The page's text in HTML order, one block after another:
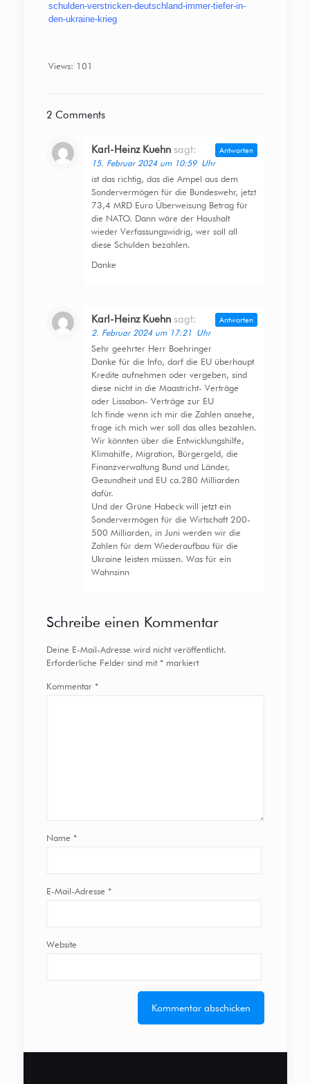
schulden-verstricken-deutschland-immer-tiefer-in-
den-ukraine-krieg
Views: 101
2 Comments
Karl-Heinz Kuehn sagt:
15. Februar 2024 um 10:59 Uhr
ist das richtig, das die Ampel aus dem
Sondervermögen für die Bundeswehr, jetzt
73,4 MRD Euro Überweisung Betrag für
die NATO. Dann wäre der Haushalt
wieder Verfassungswidrig, wer soll all
diese Schulden bezahlen.
Danke
Antworten
Karl-Heinz Kuehn sagt:
2. Februar 2024 um 17:21 Uhr
Sehr geehrter Herr Boehringer
Danke für die Info, darf die EU überhaupt
Kredite aufnehmen oder vergeben, sind
diese nicht in die Maastricht- Verträge
oder Lissabon- Verträge zur EU
Ich finde wenn ich mir die Zahlen ansehe,
frage ich mich wer soll das alles bezahlen.
Wir könnten über die Entwicklungshilfe,
Klimahilfe, Migration, Bürgergeld, die
Finanzverwaltung Bund und Länder,
Gesundheit und EU ca.280 Milliarden
dafür.
Und der Grüne Habeck will jetzt ein
Sondervermögen für die Wirtschaft 200-
500 Milliarden, in Juni werden wir die
Zahlen für dem Wiederaufbau für die
Ukraine leisten müssen. Was für ein
Wahnsinn
Antworten
Schreibe einen Kommentar
Deine E-Mail-Adresse wird nicht veröffentlicht.
Erforderliche Felder sind mit *markiert
Kommentar *
Name *
E-Mail-Adresse *
Website